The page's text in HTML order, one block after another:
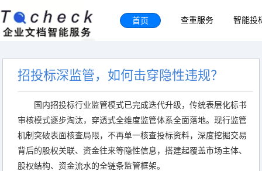
首页 查重服务 智能投
招投标深监管，如何击穿隐性违规？
国内招投标行业监管模式已完成迭代升级，传统表层化标书
审核模式逐步淘汰，穿透式全维度监管体系全面落地。现行监管
机制突破表面核查局限，不再单一核查投标资料，深度挖掘交易
背后的股权关联、资金往来等隐性信息，搭建起覆盖市场主体、
股权结构、资金流水的全链条监管框架。